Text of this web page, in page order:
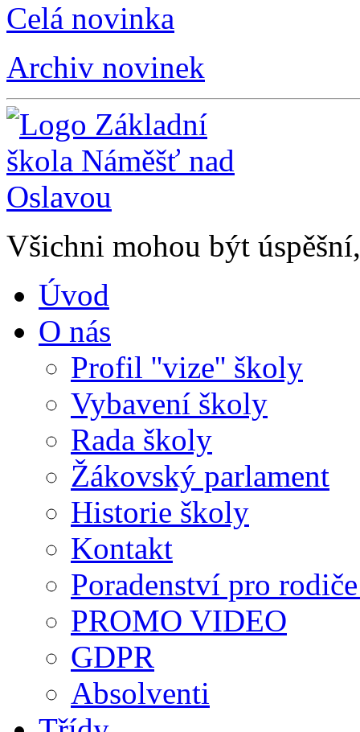
Celá novinka
Archiv novinek
Všichni mohou být
Úvod
O nás
Profil ''vize'' školy
Vybavení školy
Rada školy
Žákovský parlament
Historie školy
Kontakt
Poradenství pro
PROMO VIDEO
GDPR
Absolventi